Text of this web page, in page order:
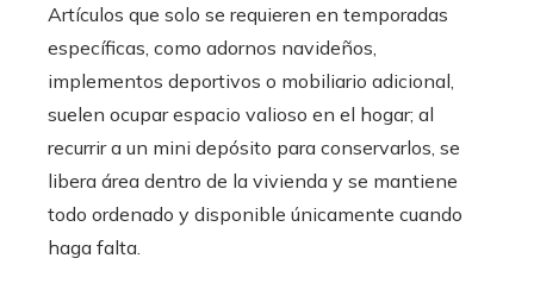
Artículos que solo se requieren en temporadas
específicas, como adornos navideños,
implementos deportivos o mobiliario adicional,
suelen ocupar espacio valioso en el hogar; al
recurrir a un mini depósito para conservarlos, se
libera área dentro de la vivienda y se mantiene
todo ordenado y disponible únicamente cuando
haga falta.